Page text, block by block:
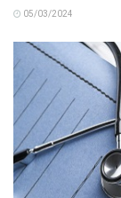
05/03/2024